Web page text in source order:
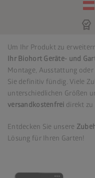
editor_choice
Um Ihr Produkt zu
Ihr Biohort Geräte- und
Montage, Ausstattung
Sie definitiv fündig. Viele
unterschiedlichen Größen
versandkostenfrei direkt zu
Entdecken Sie unsere
Lösung für Ihren Garten!